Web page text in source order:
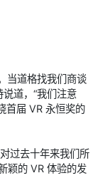
当道格找我们商谈
道，“我们注意
首届 VR 永恒奖的
过去十年来我们所
颖的 VR 体验的发